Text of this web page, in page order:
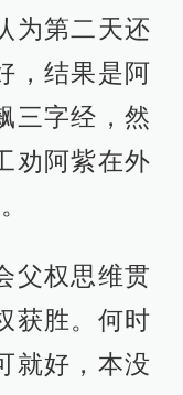
为第二天还
，结果是阿
三字经，然
劝阿紫在外
父权思维贯
获胜。何时
就好，本没